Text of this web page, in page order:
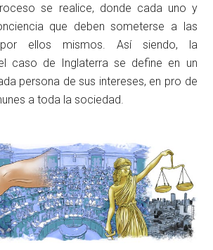
se realice, donde cada uno y
que deben someterse a las
ellos mismos. Así siendo, la
caso de Inglaterra se define en un
persona de sus intereses, en pro de
a toda la sociedad.